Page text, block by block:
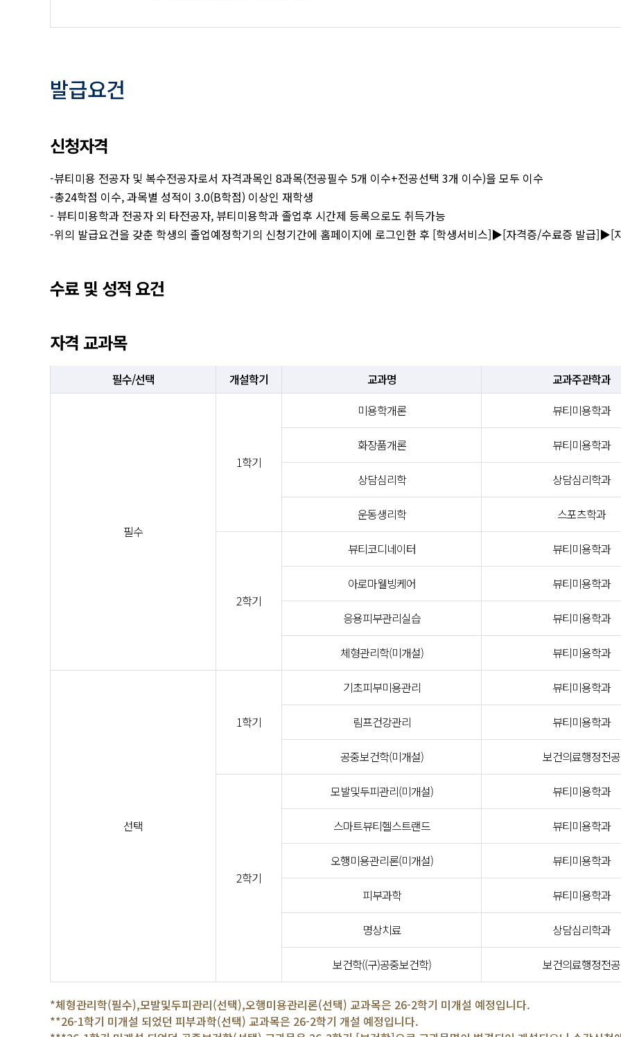
발급요건
신청자격
-뷰티미용 전공자 및 복수전공자로서 자격과목인 8과목(전공필수 5개 이수+전공선택 3개 이수)을 모두 이수
-총24학점 이수, 과목별 성적이 3.0(B학점) 이상인 재학생
- 뷰티미용학과 전공자 외 타전공자, 뷰티미용학과 졸업후 시간제 등록으로도 취득가능
-위의 발급요건을 갖춘 학생의 졸업예정학기의 신청기간에 홈페이지에 로그인한 후 [학생서비스]▶[자격증/수료증 발급]▶[
수료 및 성적 요건
자격 교과목
필수/선택 개설학기 교과명 교과주관학과
필수
1학기
미용학개론 뷰티미용학과
화장품개론 뷰티미용학과
상담심리학 상담심리학과
운동생리학 스포츠학과
2학기
뷰티코디네이터 뷰티미용학과
아로마웰빙케어 뷰티미용학과
응용피부관리실습 뷰티미용학과
체형관리학(미개설) 뷰티미용학과
선택
1학기
기초피부미용관리 뷰티미용학과
림프건강관리 뷰티미용학과
공중보건학(미개설) 보건의료행정전공
2학기
모발및두피관리(미개설) 뷰티미용학과
스마트뷰티헬스트랜드 뷰티미용학과
오행미용관리론(미개설) 뷰티미용학과
피부과학 뷰티미용학과
명상치료 상담심리학과
보건학((구)공중보건학) 보건의료행정전공
*체형관리학(필수),모발및두피관리(선택),오행미용관리론(선택) 교과목은 26-2학기 미개설 예정입니다.
**26-1학기 미개설 되었던 피부과학(선택) 교과목은 26-2학기 개설 예정입니다.